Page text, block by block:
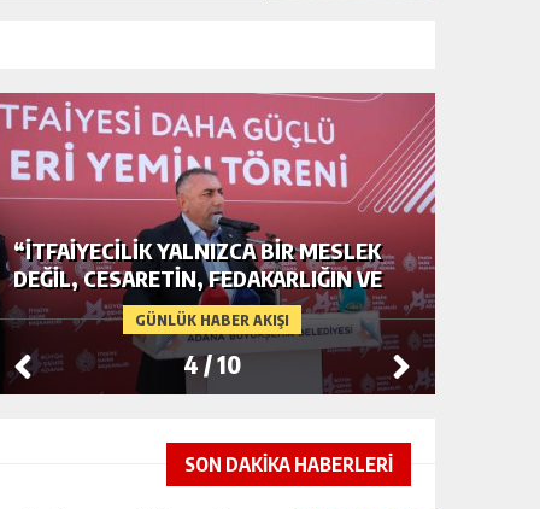
GÜNLÜK HABER AKIŞI
ADANA’DA YER ALTI SULARI TEHLİKEDE
GERDAN KÖYÜ SANAYİ SUYU
CENDERESİNDE
5/10
SON DAKİKA HABERLERİ